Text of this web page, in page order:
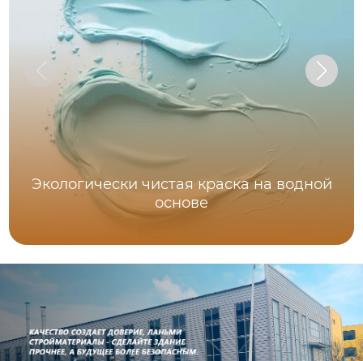
Экологически чистая краска на водной
основе